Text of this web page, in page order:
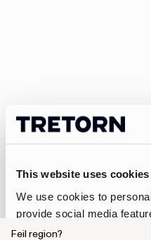
This website uses cookies
We use cookies to
provide social media
We also share information
Marie
kvinner, laget av FSC®-
Feil region?